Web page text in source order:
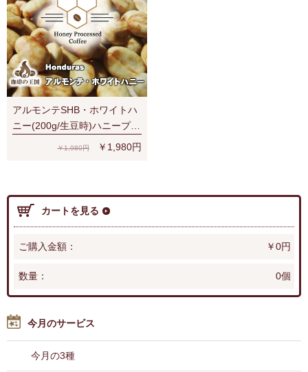
アルモンテSHB・ホワイトハ
ニー(200g/生豆時)ハニープロ
￥1,980円 ￥1,980円
カートを見る
ご購入金額： ￥0円
数量： 0個
今月のサービス
今月の3種